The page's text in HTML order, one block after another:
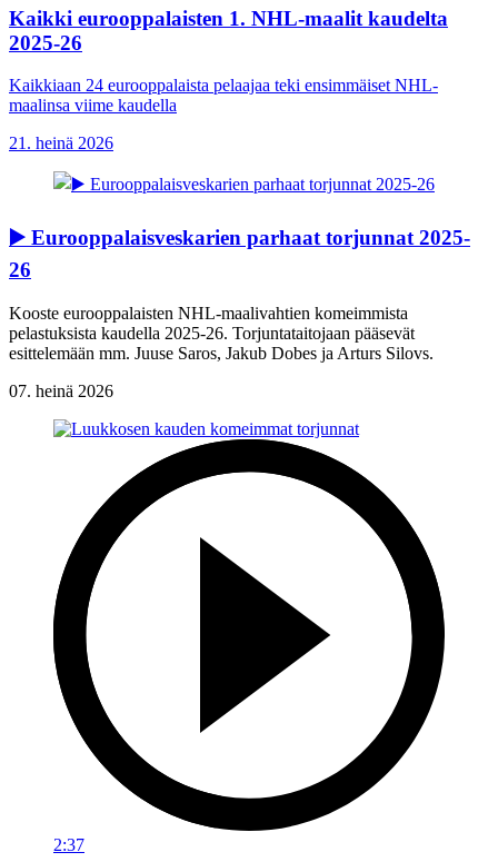
Kaikki eurooppalaisten 1. NHL-maalit kaudelta
2025-26
Kaikkiaan 24 eurooppalaista pelaajaa teki ensimmäiset NHL-
maalinsa viime kaudella
21. heinä 2026
▶️ Eurooppalaisveskarien parhaat torjunnat 2025-
26
Kooste eurooppalaisten NHL-maalivahtien komeimmista
pelastuksista kaudella 2025-26. Torjuntataitojaan pääsevät
esittelemään mm. Juuse Saros, Jakub Dobes ja Arturs Silovs.
07. heinä 2026
2:37